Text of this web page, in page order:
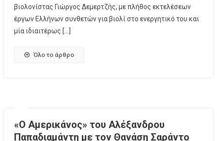
βιολονίστας Γιώργος Δεμερτζής, με πλήθος εκτελέσεων
έργων Ελλήνων συνθετών για βιολί στο ενεργητικό του και
μία ιδιαιτέρως […]
Όλο το άρθρο
«Ο Αμερικάνος» του Αλέξανδρου
Παπαδιαμάντη με τον Θανάση Σαράντο